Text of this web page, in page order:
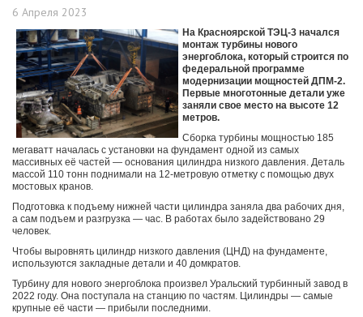
6 Апреля 2023
На Красноярской ТЭЦ-3 начался
монтаж турбины нового
энергоблока, который строится по
федеральной программе
модернизации мощностей ДПМ-2.
Первые многотонные детали уже
заняли свое место на высоте 12
метров.
Сборка турбины мощностью 185
мегаватт началась с установки на фундамент одной из самых
массивных её частей — основания цилиндра низкого давления. Деталь
массой 110 тонн поднимали на 12-метровую отметку с помощью двух
мостовых кранов.
Подготовка к подъему нижней части цилиндра заняла два рабочих дня,
а сам подъем и разгрузка — час. В работах было задействовано 29
человек.
Чтобы выровнять цилиндр низкого давления (ЦНД) на фундаменте,
используются закладные детали и 40 домкратов.
Турбину для нового энергоблока произвел Уральский турбинный завод в
2022 году. Она поступала на станцию по частям. Цилиндры — самые
крупные её части — прибыли последними.